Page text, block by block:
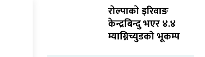
रोल्पाको इरिवाङ
केन्द्रबिन्दु भएर ४.४
म्याग्निच्युडको भूकम्प